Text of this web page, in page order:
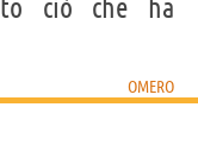
ciò che ha
OMERO